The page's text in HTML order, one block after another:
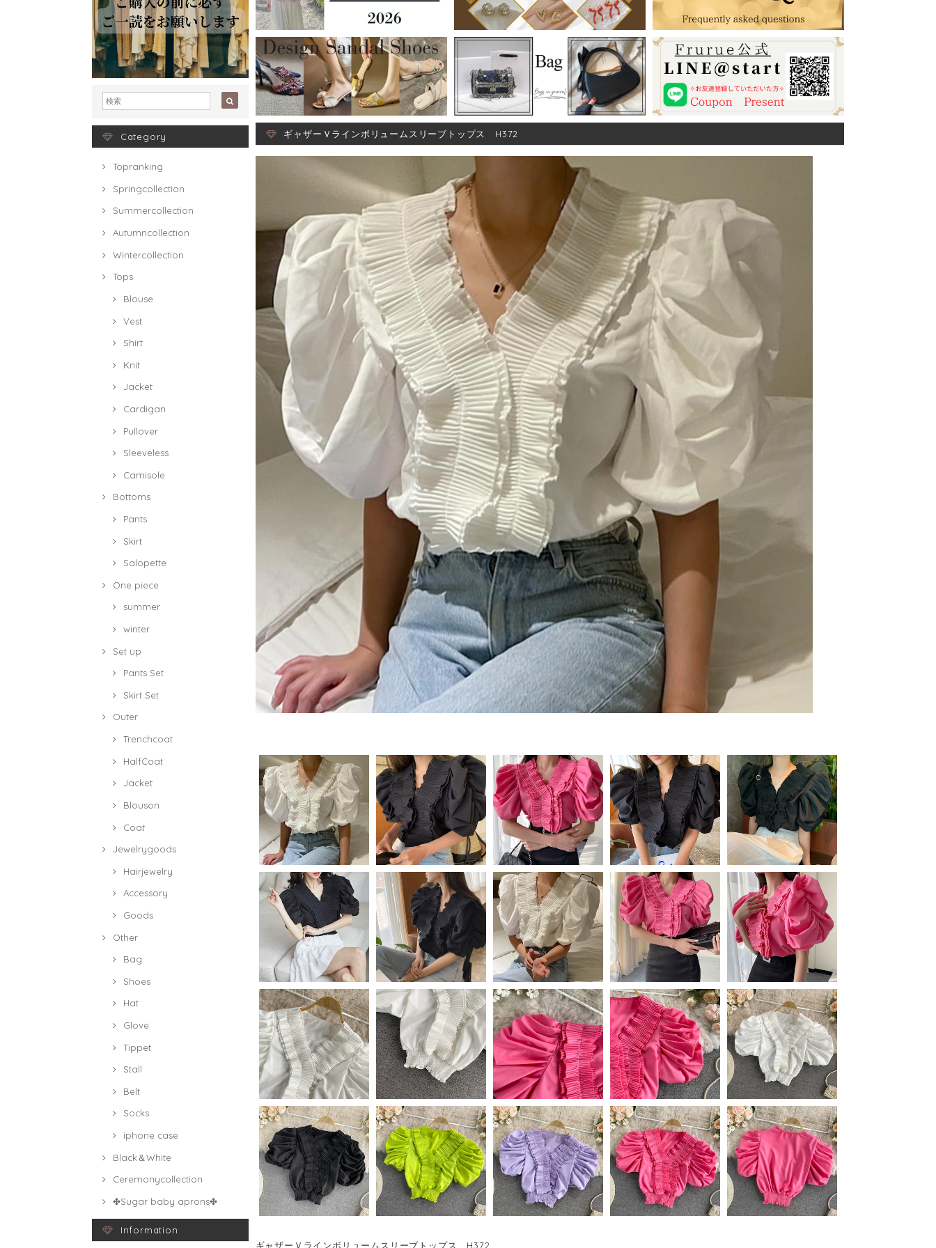
Category
Topranking
Springcollection
Summercollection
Autumncollection
Wintercollection
Tops
Blouse
Vest
Shirt
Knit
Jacket
Cardigan
Pullover
Sleeveless
Camisole
Bottoms
Pants
Skirt
Salopette
One piece
summer
winter
Set up
Pants Set
Skirt Set
Outer
Trenchcoat
HalfCoat
Jacket
Blouson
Coat
Jewelrygoods
Hairjewelry
Accessory
Goods
Other
Bag
Shoes
Hat
Glove
Tippet
Stall
Belt
Socks
iphone case
Black＆White
Ceremonycollection
✤Sugar baby aprons✤
Information
ギャザーＶラインボリュームスリーブトップス H372
ギャザーＶラインボリュームスリーブトップス H372